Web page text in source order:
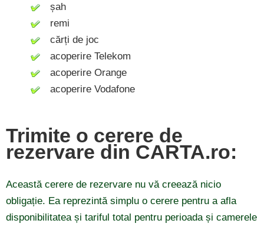
șah
remi
cărți de joc
acoperire Telekom
acoperire Orange
acoperire Vodafone
Trimite o cerere de
rezervare din CARTA.ro:
Această cerere de rezervare nu vă creează nicio
obligație. Ea reprezintă simplu o cerere pentru a afla
disponibilitatea și tariful total pentru perioada și camerele